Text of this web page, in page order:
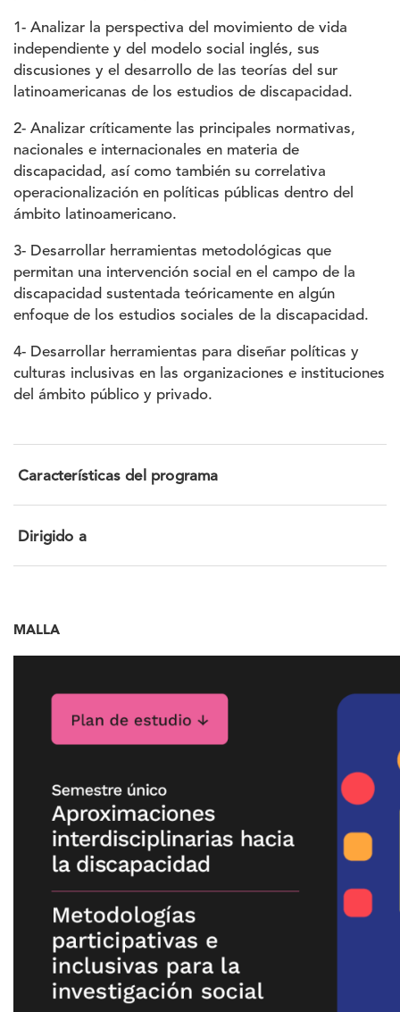
1- Analizar la perspectiva del movimiento de vida
independiente y del modelo social inglés, sus
discusiones y el desarrollo de las teorías del sur
latinoamericanas de los estudios de discapacidad.
2- Analizar críticamente las principales normativas,
nacionales e internacionales en materia de
discapacidad, así como también su correlativa
operacionalización en políticas públicas dentro del
ámbito latinoamericano.
3- Desarrollar herramientas metodológicas que
permitan una intervención social en el campo de la
discapacidad sustentada teóricamente en algún
enfoque de los estudios sociales de la discapacidad.
4- Desarrollar herramientas para diseñar políticas y
culturas inclusivas en las organizaciones e instituciones
del ámbito público y privado.
Características del programa
Dirigido a
MALLA